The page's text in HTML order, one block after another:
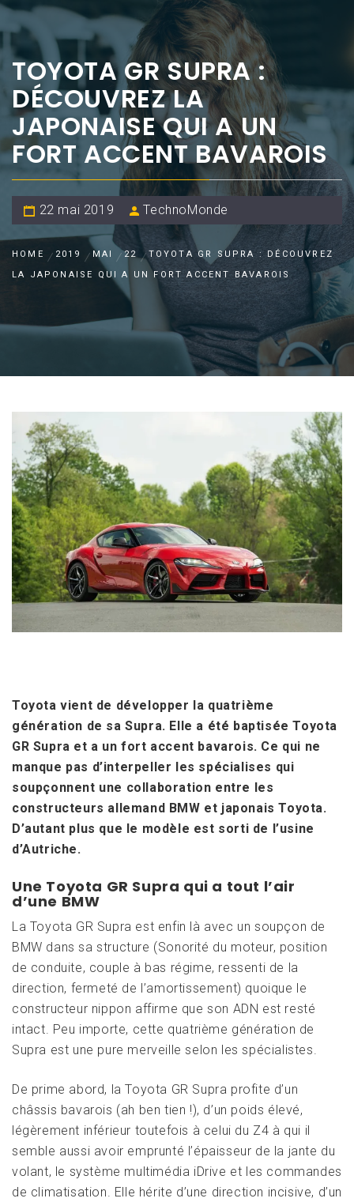
TOYOTA GR SUPRA :
DÉCOUVREZ LA
JAPONAISE QUI A UN
FORT ACCENT BAVAROIS
22 mai 2019 TechnoMonde
HOME 2019 MAI 22
TOYOTA GR SUPRA : DÉCOUVREZ
LA JAPONAISE QUI A UN FORT ACCENT BAVAROIS
Toyota vient de développer la quatrième
génération de sa Supra. Elle a été baptisée Toyota
GR Supra et a un fort accent bavarois. Ce qui ne
manque pas d’interpeller les spécialises qui
soupçonnent une collaboration entre les
constructeurs allemand BMW et japonais Toyota.
D’autant plus que le modèle est sorti de l’usine
d’Autriche.
Une Toyota GR Supra qui a tout l’air
d’une BMW
La Toyota GR Supra est enfin là avec un soupçon de
BMW dans sa structure (Sonorité du moteur, position
de conduite, couple à bas régime, ressenti de la
direction, fermeté de l’amortissement) quoique le
constructeur nippon affirme que son ADN est resté
intact. Peu importe, cette quatrième génération de
Supra est une pure merveille selon les spécialistes.
De prime abord, la Toyota GR Supra profite d’un
châssis bavarois (ah ben tien !), d’un poids élevé,
légèrement inférieur toutefois à celui du Z4 à qui il
semble aussi avoir emprunté l’épaisseur de la jante du
volant, le système multimédia iDrive et les commandes
de climatisation. Elle hérite d’une direction incisive, d’un